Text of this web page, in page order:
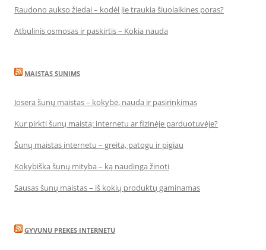
Raudono aukso žiedai – kodėl jie traukia šiuolaikines poras?
Atbulinis osmosas ir paskirtis – Kokia nauda
MAISTAS SUNIMS
Josera šunų maistas – kokybė, nauda ir pasirinkimas
Kur pirkti šunų maistą: internetu ar fizinėje parduotuvėje?
Šunų maistas internetu – greita, patogu ir pigiau
Kokybiška šunų mityba – ką naudinga žinoti
Sausas šunų maistas – iš kokių produktų gaminamas
GYVUNU PREKES INTERNETU